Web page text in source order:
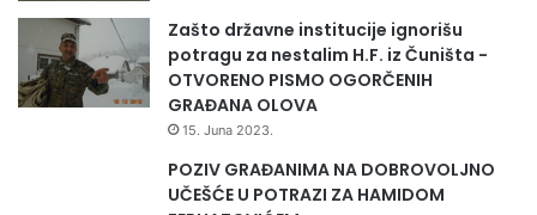
Zašto državne institucije ignorišu
potragu za nestalim H.F. iz Čuništa -
OTVORENO PISMO OGORČENIH
GRAĐANA OLOVA
15. Juna 2023.
POZIV GRAĐANIMA NA DOBROVOLJNO
UČEŠĆE U POTRAZI ZA HAMIDOM